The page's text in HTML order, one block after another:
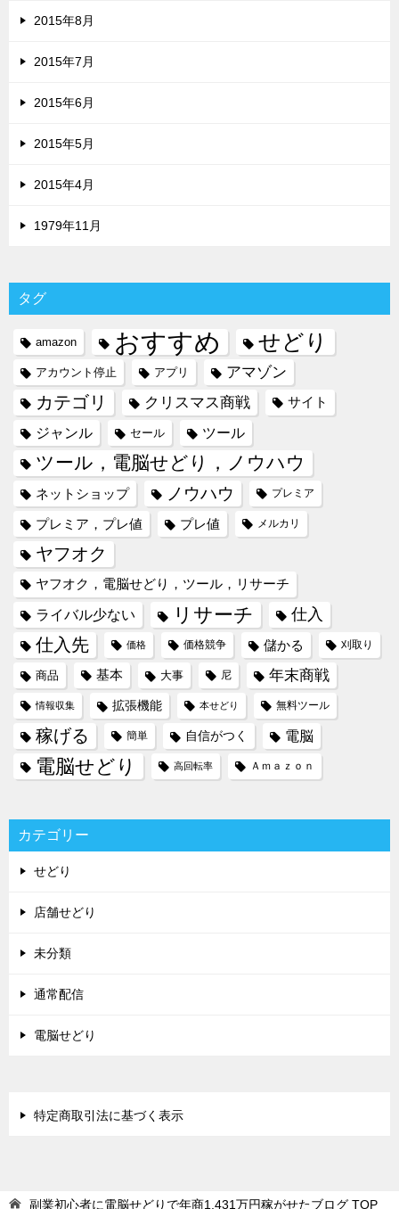
2015年8月
2015年7月
2015年6月
2015年5月
2015年4月
1979年11月
タグ
amazon おすすめ せどり
アカウント停止 アプリ アマゾン
カテゴリ クリスマス商戦 サイト
ジャンル セール ツール
ツール，電脳せどり，ノウハウ
ネットショップ ノウハウ プレミア
プレミア，プレ値 プレ値 メルカリ
ヤフオク
ヤフオク，電脳せどり，ツール，リサーチ
ライバル少ない リサーチ 仕入
仕入先 価格 価格競争 儲かる 刈取り
商品 基本 大事 尼 年末商戦
情報収集 拡張機能 本せどり 無料ツール
稼げる 簡単 自信がつく 電脳
電脳せどり 高回転率 Ａｍａｚｏｎ
カテゴリー
せどり
店舗せどり
未分類
通常配信
電脳せどり
特定商取引法に基づく表示
副業初心者に電脳せどりで年商1,431万円稼がせたブログ TOP